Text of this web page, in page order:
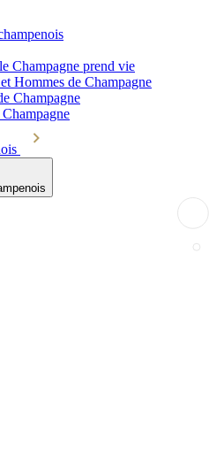
Champagne prend vie
Hommes de Champagne
Champagne